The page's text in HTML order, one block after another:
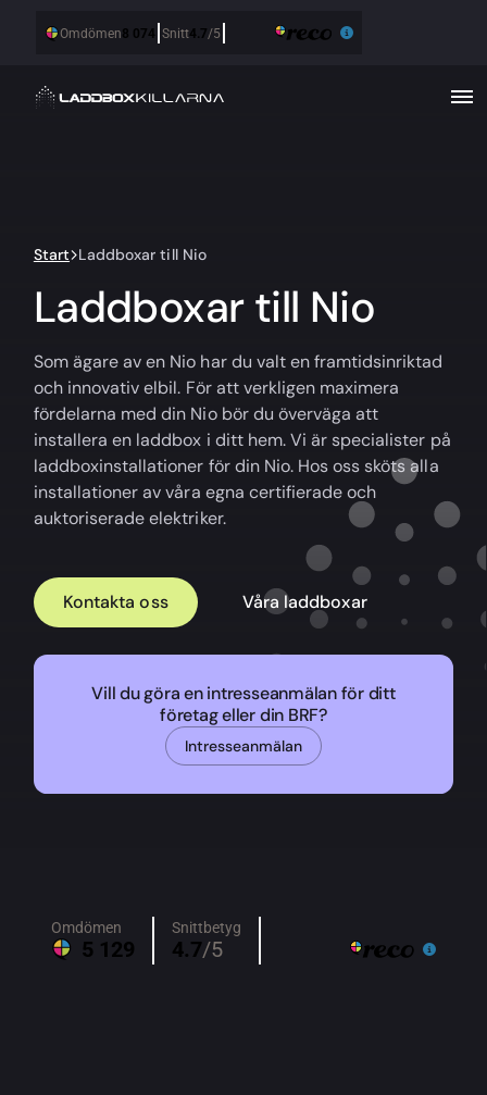
Start Laddboxar till Nio
Laddboxar till Nio
Som ägare av en Nio har du valt en framtidsinriktad
och innovativ elbil. För att verkligen maximera
fördelarna med din Nio bör du överväga att
installera en laddbox i ditt hem. Vi är specialister på
laddboxinstallationer för din Nio. Hos oss sköts alla
installationer av våra egna certifierade och
auktoriserade elektriker.
Kontakta oss Våra laddboxar
Vill du göra en intresseanmälan för ditt
företag eller din BRF?
Intresseanmälan